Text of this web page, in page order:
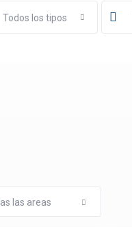
Todos los tipos
las areas